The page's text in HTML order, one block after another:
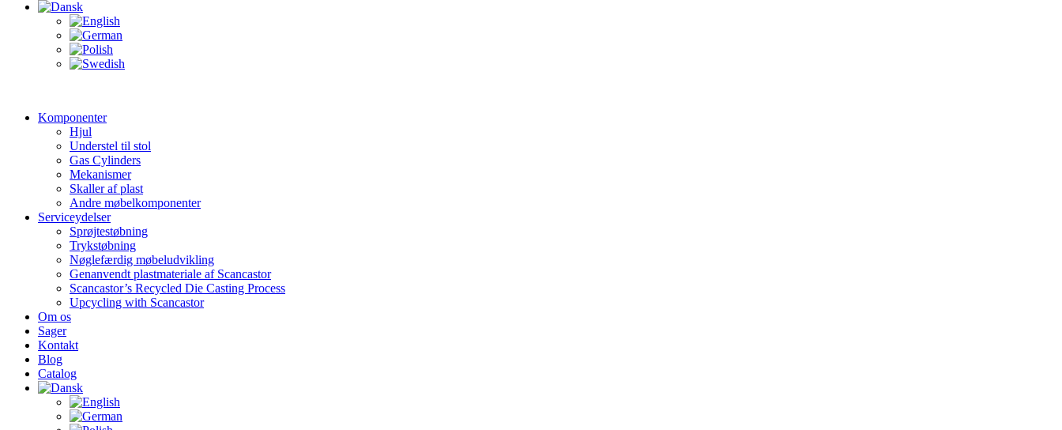
Komponenter
Hjul
Understel til stol
Gas Cylinders
Mekanismer
Skaller af plast
Andre møbelkomponenter
Serviceydelser
Sprøjtestøbning
Trykstøbning
Nøglefærdig møbeludvikling
Genanvendt plastmateriale af Scancastor
Scancastor’s Recycled Die Casting Process
Upcycling with Scancastor
Om os
Sager
Kontakt
Blog
Catalog